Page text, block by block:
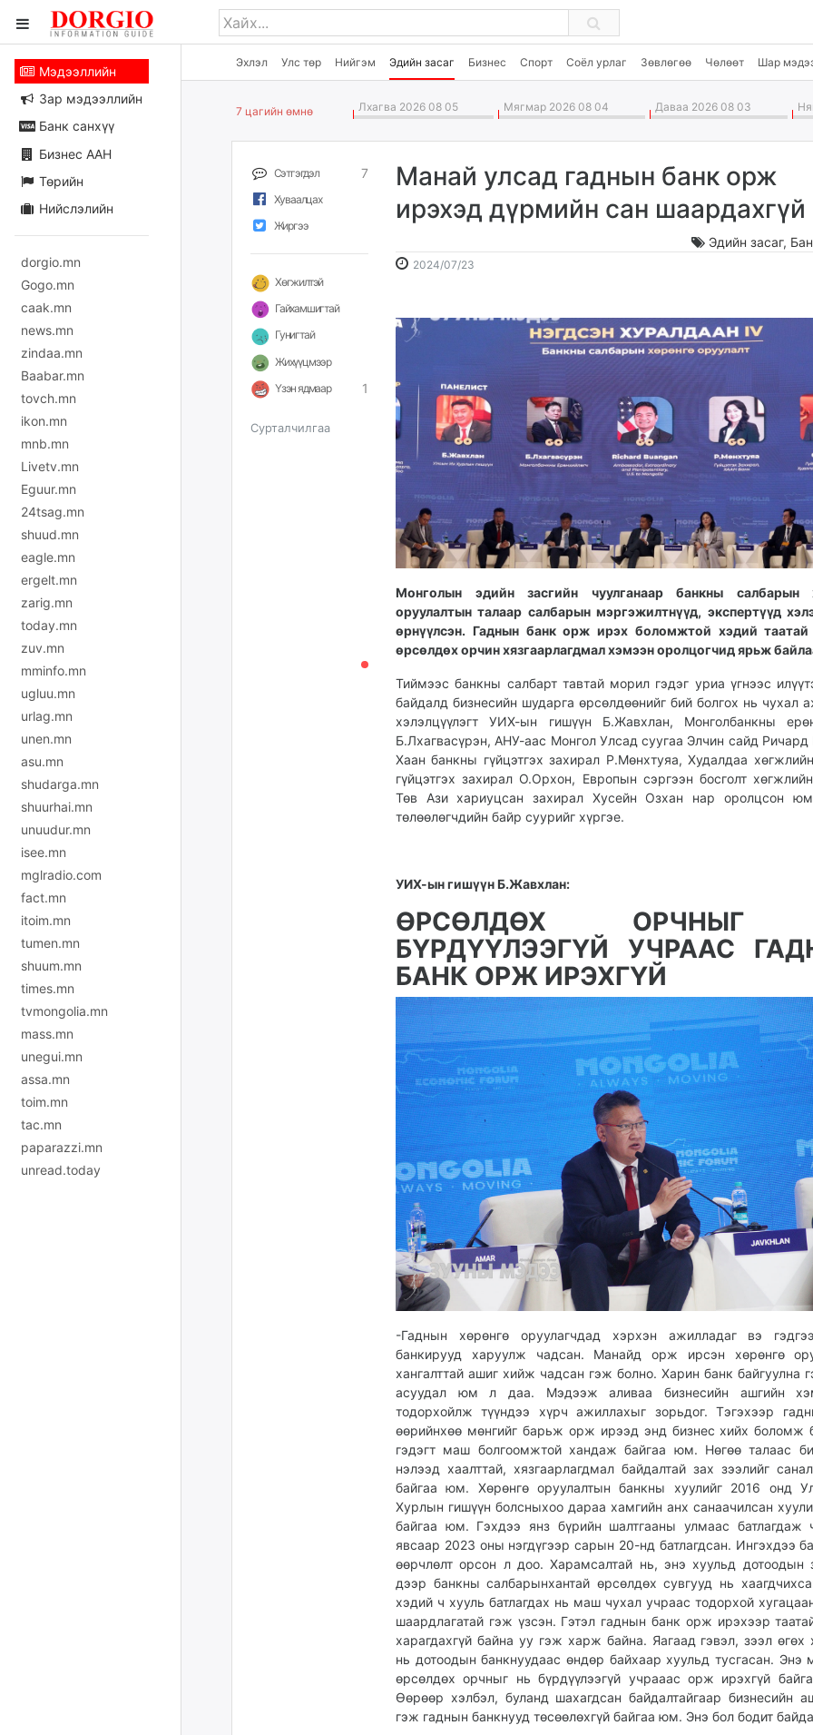
Эхлэл Улс төр Нийгэм Эдийн засаг Бизнес Спорт Соёл урлаг Зөвлөгөө Чөлөөт Шар
Мэдээллийн
Зар мэдээллийн
Банк санхүү
Бизнес ААН
Төрийн
Нийслэлийн
dorgio.mn
Gogo.mn
caak.mn
news.mn
zindaa.mn
Baabar.mn
tovch.mn
ikon.mn
mnb.mn
Livetv.mn
Eguur.mn
24tsag.mn
shuud.mn
eagle.mn
ergelt.mn
zarig.mn
today.mn
zuv.mn
mminfo.mn
ugluu.mn
urlag.mn
unen.mn
asu.mn
shudarga.mn
shuurhai.mn
unuudur.mn
isee.mn
mglradio.com
fact.mn
itoim.mn
tumen.mn
shuum.mn
times.mn
tvmongolia.mn
mass.mn
unegui.mn
assa.mn
toim.mn
tac.mn
paparazzi.mn
unread.today
7 цагийн өмнө Лхагва 2026 08 05 Мягмар 2026 08 04 Даваа 2026 08 03
Сэтгэгдэл 7
Хуваалцах
Жиргээ
Хөгжилтэй
Гайхамшигтай
Гунигтай
Жихүүцмээр
Үзэн ядмаар
1
Сурталчилгаа
Манай улсад гаднын банк орж
ирэхэд дүрмийн сан шаардахгүй
Эдийн засаг,
2024/07/23
09:09:53
23:45:35
Монголын эдийн засгийн чуулганаар банкны салбарын
оруулалтын талаар салбарын мэргэжилтнүүд, экспертүүд
өрнүүлсэн. Гаднын банк орж ирэх боломжтой хэдий таатай
өрсөлдөх орчин хязгаарлагдмал хэмээн оролцогчид ярьж
Тиймээс банкны салбарт тавтай морил гэдэг уриа үгнээс
байдалд бизнесийн шударга өрсөлдөөнийг бий болгох нь чухал
хэлэлцүүлэгт УИХ-ын гишүүн Б.Жавхлан, Монголбанкны
Б.Лхагвасүрэн, АНУ-аас Монгол Улсад суугаа Элчин сайд Ричард
Хаан банкны гүйцэтгэх захирал Р.Мөнхтуяа, Худалдаа
гүйцэтгэх захирал О.Орхон, Европын сэргээн босголт
Төв Ази хариуцсан захирал Хусейн Озхан нар оролцсон
төлөөлөгчдийн байр суурийг хүргэе.
УИХ-ын гишүүн Б.Жавхлан:
ӨРСӨЛДӨХ ОРЧНЫГ
БҮРДҮҮЛЭЭГҮЙ УЧРААС
БАНК ОРЖ ИРЭХГҮЙ
-Гаднын хөрөнгө оруулагчдад хэрхэн ажилладаг вэ
банкирууд харуулж чадсан. Манайд орж ирсэн хөрөнгө
хангалттай ашиг хийж чадсан гэж болно. Харин банк байгуулна
асуудал юм л даа. Мэдээж аливаа бизнесийн ашгийн
тодорхойлж түүндээ хүрч ажиллахыг зорьдог. Тэгэхээр
өөрийнхөө мөнгийг барьж орж ирээд энд бизнес хийх боломж
гэдэгт маш болгоомжтой хандаж байгаа юм. Нөгөө талаас
нэлээд хаалттай, хязгаарлагдмал байдалтай зах зээлийг
байгаа юм. Хөрөнгө оруулалтын банкны хуулийг 2016 онд
Хурлын гишүүн болсныхоо дараа хамгийн анх санаачилсан
байгаа юм. Гэхдээ янз бүрийн шалтгааны улмаас батлагдаж
явсаар 2023 оны нэгдүгээр сарын 20-нд батлагдсан. Ингэхдээ
өөрчлөлт орсон л доо. Харамсалтай нь, энэ хуульд дотоодын
дээр банкны салбарынхантай өрсөлдөх сувгууд нь
хэдий ч хууль батлагдах нь маш чухал учраас тодорхой
шаардлагатай гэж үзсэн. Гэтэл гаднын банк орж ирэхээр
харагдахгүй байна уу гэж харж байна. Яагаад гэвэл, зээл өгөх
нь дотоодын банкнуудаас өндөр байхаар хуульд тусгасан. Энэ
өрсөлдөх орчныг нь бүрдүүлээгүй учрааас орж ирэхгүй
Өөрөөр хэлбэл, буланд шахагдсан байдалтайгаар бизнесийн
гэж гаднын банкнууд төсөөлөхгүй байгаа юм. Энэ бол бодит